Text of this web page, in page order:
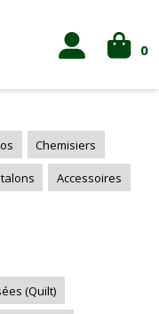
0
Chemisiers
Accessoires
(Quilt)